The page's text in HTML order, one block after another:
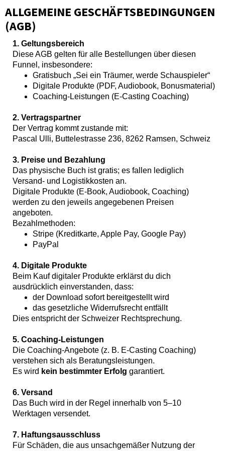
ALLGEMEINE GESCHÄFTSBEDINGUNGEN
(AGB)
1. Geltungsbereich
Diese AGB gelten für alle Bestellungen über diesen
Funnel, insbesondere:
Gratisbuch „Sei ein Träumer, werde Schauspieler“
Digitale Produkte (PDF, Audiobook, Bonusmaterial)
Coaching-Leistungen (E-Casting Coaching)
2. Vertragspartner
Der Vertrag kommt zustande mit:
Pascal Ulli, Buttelestrasse 236, 8262 Ramsen, Schweiz
3. Preise und Bezahlung
Das physische Buch ist gratis; es fallen lediglich
Versand- und Logistikkosten an.
Digitale Produkte (E-Book, Audiobook, Coaching)
werden zu den jeweils angegebenen Preisen
angeboten.
Bezahlmethoden:
Stripe (Kreditkarte, Apple Pay, Google Pay)
PayPal
4. Digitale Produkte
Beim Kauf digitaler Produkte erklärst du dich
ausdrücklich einverstanden, dass:
der Download sofort bereitgestellt wird
das gesetzliche Widerrufsrecht entfällt
Dies entspricht der Schweizer Rechtsprechung.
5. Coaching-Leistungen
Die Coaching-Angebote (z. B. E-Casting Coaching)
verstehen sich als Beratungsleistungen.
Es wird kein bestimmter Erfolg garantiert.
6. Versand
Das Buch wird in der Regel innerhalb von 5–10
Werktagen versendet.
7. Haftungsausschluss
Für Schäden, die aus unsachgemäßer Nutzung der